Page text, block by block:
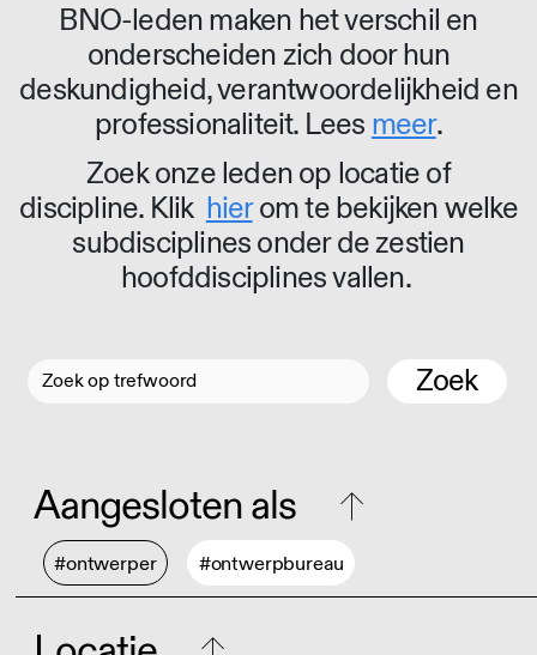
BNO-leden maken het verschil en
onderscheiden zich door hun
deskundigheid, verantwoordelijkheid en
professionaliteit. Lees meer.
Zoek onze leden op locatie of
discipline. Klik hierom te bekijken welke
subdisciplines onder de zestien
hoofddisciplines vallen.
Zoek
Aangesloten als
#ontwerper #ontwerpbureau